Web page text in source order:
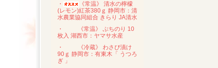
・
《常温》 清水の檸檬
(レモン)紅茶380ｇ 静岡市：清
水農業協同組合 きらり JA清水
・
《常温》 ぶちのり 10
枚入 湖西市：ヤマサ水産
・
《冷蔵》 わさび漬け
90ｇ 静岡市：有東木「 うつろ
ぎ 」